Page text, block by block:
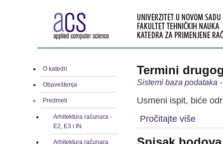
O katedri
Obaveštenja
Predmeti
Arhitektura računara -
E2, E3 i IN
Arhitektura računara
Termini
Sistemi baza podataka
Usmeni ispit, biće
Pročitajte više